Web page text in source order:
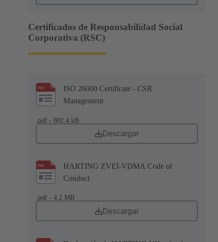
Certificados de Responsabilidad Social
Corporativa (RSC)
ISO 26000 Certificate - CSR
Management
.pdf - 802.4 kB
Descargar
HARTING ZVEI-VDMA Code of
Conduct
.pdf - 4.2 MB
Descargar